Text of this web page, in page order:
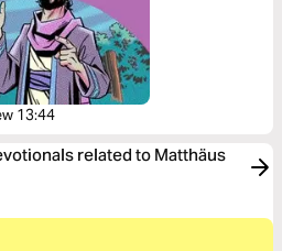
13:44
related to Matthäus